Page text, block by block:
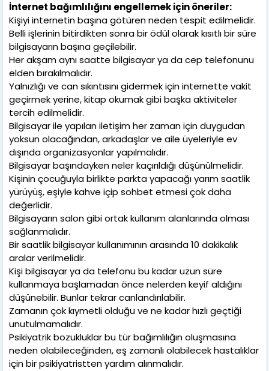
İnternet bağımlılığını engellemek için öneriler:
Kişiyi internetin başına götüren neden tespit edilmelidir.
Belli işlerinin bitirdikten sonra bir ödül olarak kısıtlı bir süre
bilgisayarın başına geçilebilir.
Her akşam aynı saatte bilgisayar ya da cep telefonunu
elden bırakılmalıdır.
Yalnızlığı ve can sıkıntısını gidermek için internette vakit
geçirmek yerine, kitap okumak gibi başka aktiviteler
tercih edilmelidir.
Bilgisayar ile yapılan iletişim her zaman için duygudan
yoksun olacağından, arkadaşlar ve aile üyeleriyle ev
dışında organizasyonlar yapılmalıdır.
Bilgisayar başındayken neler kaçırıldığı düşünülmelidir.
Kişinin çocuğuyla birlikte parkta yapacağı yarım saatlik
yürüyüş, eşiyle kahve içip sohbet etmesi çok daha
değerlidir.
Bilgisayarın salon gibi ortak kullanım alanlarında olması
sağlanmalıdır.
Bir saatlik bilgisayar kullanımının arasında 10 dakikalık
aralar verilmelidir.
Kişi bilgisayar ya da telefonu bu kadar uzun süre
kullanmaya başlamadan önce nelerden keyif aldığını
düşünebilir. Bunlar tekrar canlandırılabilir.
Zamanın çok kıymetli olduğu ve ne kadar hızlı geçtiği
unutulmamalıdır.
Psikiyatrik bozukluklar bu tür bağımlılığın oluşmasına
neden olabileceğinden, eş zamanlı olabilecek hastalıklar
için bir psikiyatristten yardım alınmalıdır.